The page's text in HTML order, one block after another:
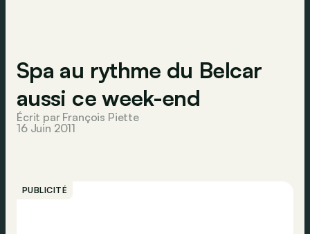
Spa au rythme du Belcar
aussi ce week-end
Écrit par François Piette
16 Juin 2011
PUBLICITÉ